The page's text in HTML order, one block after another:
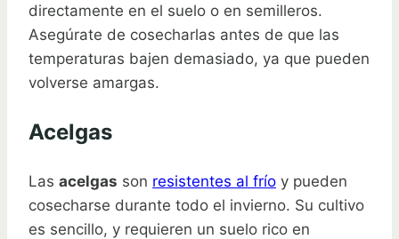
directamente en el suelo o en semilleros.
Asegúrate de cosecharlas antes de que las
temperaturas bajen demasiado, ya que pueden
volverse amargas.
Acelgas
Las acelgas son resistentes al frío y pueden
cosecharse durante todo el invierno. Su cultivo
es sencillo, y requieren un suelo rico en